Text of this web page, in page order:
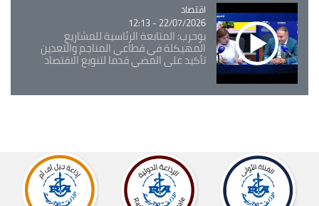
Catégorie
اقتصاد
22/07/2026 - 12:13
بوحرب: المتابعة الرئاسية للمشاريع
المهيكلة في قطاعي المناجم والتعدين
تأكيد على المضي قدما لتنويع الاقتصاد